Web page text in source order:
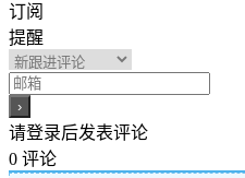
订阅
提醒
请登录后发表评论
0 评论